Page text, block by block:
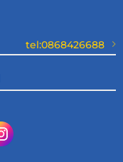
tel:0868426688